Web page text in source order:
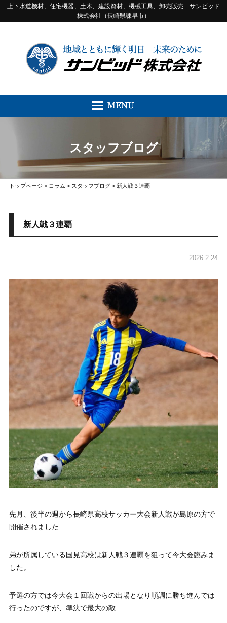
上下水道機材、住宅機器、土木、建設資材、機械工具、卸売販売 サンビッド
株式会社（長崎県諫早市）
スタッフブログ
トップページ > コラム > スタッフブログ> 新人戦３連覇
新人戦３連覇
2026.2.24
先月、後半の週から長崎県高校サッカー大会新人戦が島原の方で
開催されました
弟が所属している国見高校は新人戦３連覇を狙って今大会臨みま
した。
予選の方では今大会１回戦からの出場となり順調に勝ち進んでは
行ったのですが、準決で最大の敵